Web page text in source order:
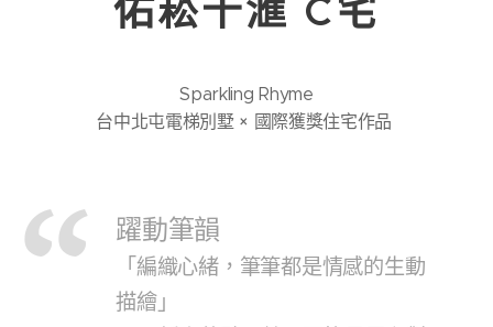
佑崧千滙 C宅
Sparkling Rhyme
台中北屯電梯別墅 × 國際獲獎住宅作品
躍動筆韻
「編織心緒，筆筆都是情感的生動
描繪」